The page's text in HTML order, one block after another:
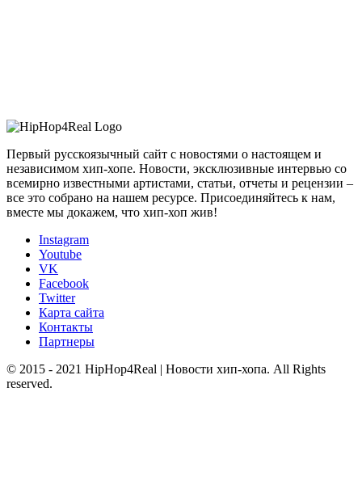
Первый русскоязычный сайт с новостями о настоящем и
независимом хип-хопе. Новости, эксклюзивные интервью со
всемирно известными артистами, статьи, отчеты и рецензии –
все это собрано на нашем ресурсе. Присоединяйтесь к нам,
вместе мы докажем, что хип-хоп жив!
Instagram
Youtube
VK
Facebook
Twitter
Карта сайта
Контакты
Партнеры
© 2015 - 2021 HipHop4Real | Новости хип-хопа. All Rights
reserved.